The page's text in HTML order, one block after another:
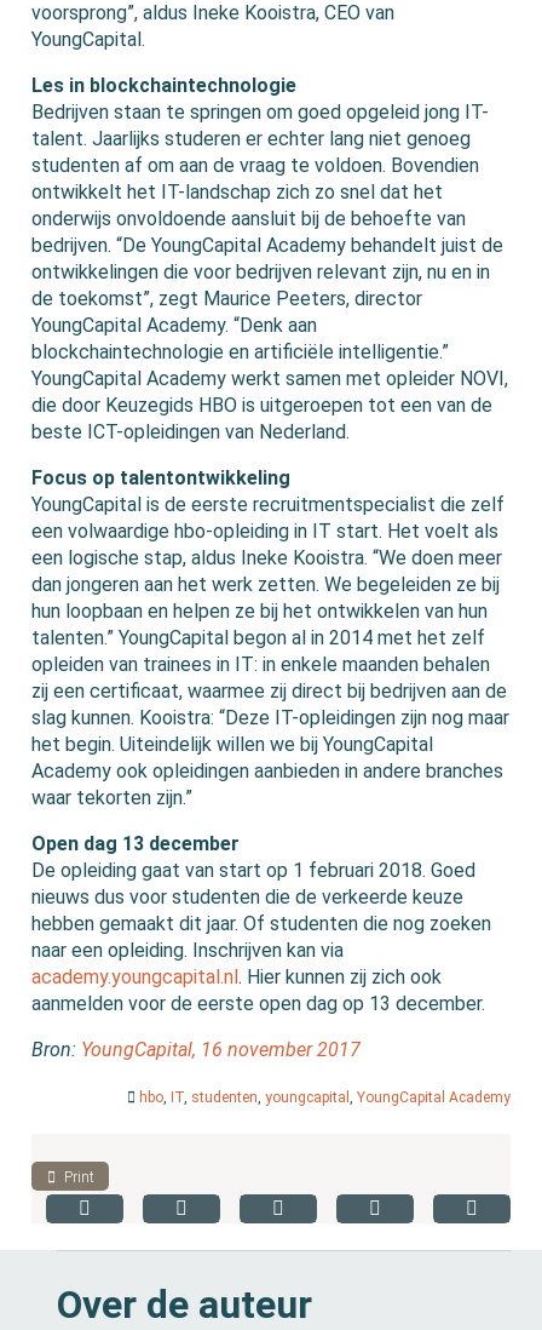
voorsprong”, aldus Ineke Kooistra, CEO van
YoungCapital.
Les in blockchaintechnologie
Bedrijven staan te springen om goed opgeleid jong IT-
talent. Jaarlijks studeren er echter lang niet genoeg
studenten af om aan de vraag te voldoen. Bovendien
ontwikkelt het IT-landschap zich zo snel dat het
onderwijs onvoldoende aansluit bij de behoefte van
bedrijven. “De YoungCapital Academy behandelt juist de
ontwikkelingen die voor bedrijven relevant zijn, nu en in
de toekomst”, zegt Maurice Peeters, director
YoungCapital Academy. “Denk aan
blockchaintechnologie en artificiële intelligentie.”
YoungCapital Academy werkt samen met opleider NOVI,
die door Keuzegids HBO is uitgeroepen tot een van de
beste ICT-opleidingen van Nederland.
Focus op talentontwikkeling
YoungCapital is de eerste recruitmentspecialist die zelf
een volwaardige hbo-opleiding in IT start. Het voelt als
een logische stap, aldus Ineke Kooistra. “We doen meer
dan jongeren aan het werk zetten. We begeleiden ze bij
hun loopbaan en helpen ze bij het ontwikkelen van hun
talenten.” YoungCapital begon al in 2014 met het zelf
opleiden van trainees in IT: in enkele maanden behalen
zij een certificaat, waarmee zij direct bij bedrijven aan de
slag kunnen. Kooistra: “Deze IT-opleidingen zijn nog maar
het begin. Uiteindelijk willen we bij YoungCapital
Academy ook opleidingen aanbieden in andere branches
waar tekorten zijn.”
Open dag 13 december
De opleiding gaat van start op 1 februari 2018. Goed
nieuws dus voor studenten die de verkeerde keuze
hebben gemaakt dit jaar. Of studenten die nog zoeken
naar een opleiding. Inschrijven kan via
academy.youngcapital.nl. Hier kunnen zij zich ook
aanmelden voor de eerste open dag op 13 december.
Bron: YoungCapital, 16 november 2017
hbo, IT, studenten, youngcapital , YoungCapital Academy
Print
Over de auteur